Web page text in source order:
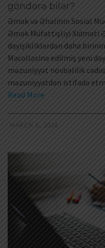
göndərə bilər?
Əmək və Əhalinin Sosial
Əmək Müfəttişliyi Xidməti
dəyişikliklərdən daha
Məcəlləsinə edilmiş yeni
məzuniyyət növbəlilik
məzuniyyətdən istifadə
Read More
MARCH 6, 2026